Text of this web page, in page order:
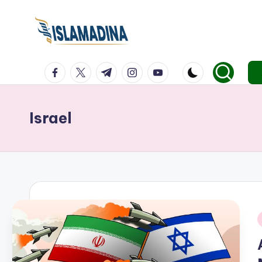
facebook.com
twitter.com
t.me instagram.com
youtube.com
Israel